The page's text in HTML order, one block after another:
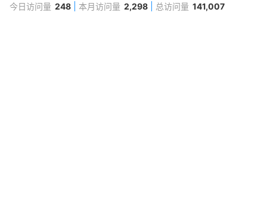
今日访问量 248 本月访问量 2,298 总访问量 141,007